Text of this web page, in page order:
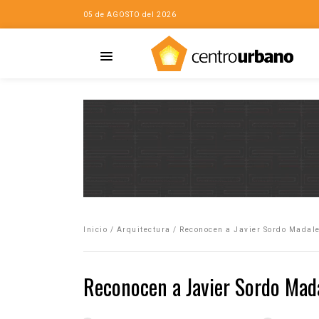
05 de AGOSTO del 2026
Inicio / Arquitectura / Reconocen a Javier Sordo
Reconocen a Javier Sordo